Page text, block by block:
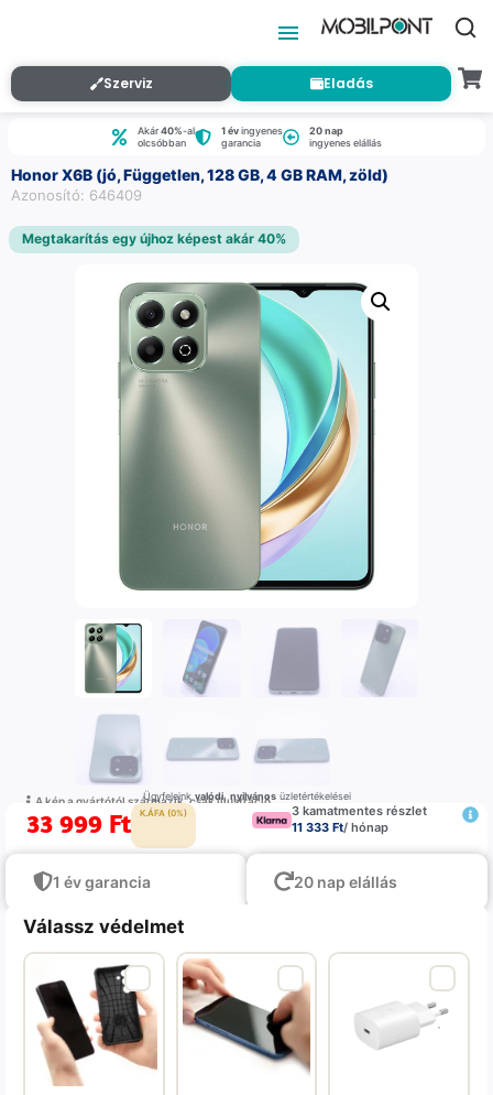
Szerviz Eladás
Akár40%-al
olcsóbban
1 évingyenes
garancia
20 nap
ingyenes elállás
Honor X6B (jó, Független, 128 GB, 4 GB RAM, zöld)
Azonosító: 646409
Megtakarítás egy újhoz képest akár 40%
A kép a gyártótól származik, csak illustráció
Ügyfeleinkvalódi,nyilvánosüzletértékelései
33 999 Ft K.ÁFA (0%)
3 kamatmentes részlet
11 333 Ft/ hónap
1 év garancia 20 nap elállás
Válassz védelmet